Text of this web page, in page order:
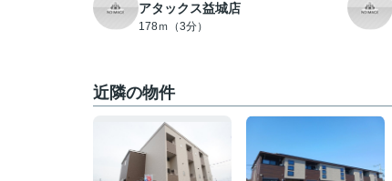
アタックス益城店
178ｍ（3分）
近隣の物件